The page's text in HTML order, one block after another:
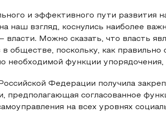
и эффективного пути развития
наш взгляд, коснулись наиболее
власти. Можно сказать, что власть
обществе, поскольку, как правильно
необходимой функции
Федерации получила
предполагающая согласованное
на всех уровнях